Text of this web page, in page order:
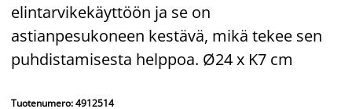
elintarvikekäyttöön ja se on
astianpesukoneen kestävä, mikä tekee sen
puhdistamisesta helppoa. Ø24 x K7 cm
Tuotenumero: 4912514